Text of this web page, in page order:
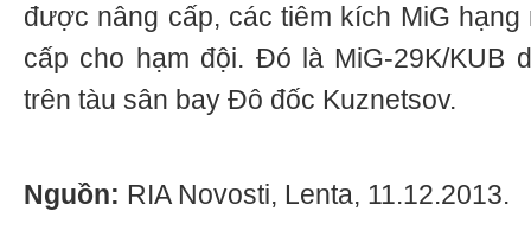
được nâng cấp, các tiêm kích MiG
cấp cho hạm đội. Đó là MiG-29K/KUB
trên tàu sân bay Đô đốc Kuznetsov.
Nguồn: RIA Novosti, Lenta, 11.12.2013.